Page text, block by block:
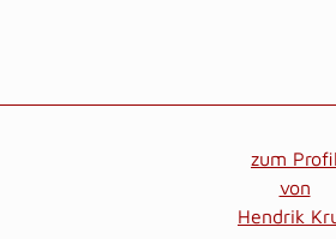
zum Profil
von
Hendrik